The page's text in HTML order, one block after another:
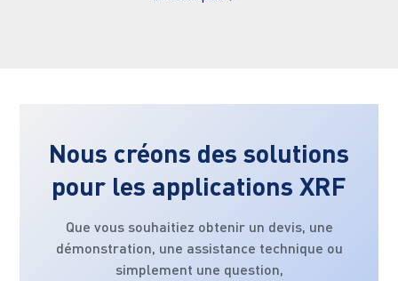
Nous créons des solutions
pour les applications XRF
Que vous souhaitiez obtenir un devis, une
démonstration, une assistance technique ou
simplement une question,